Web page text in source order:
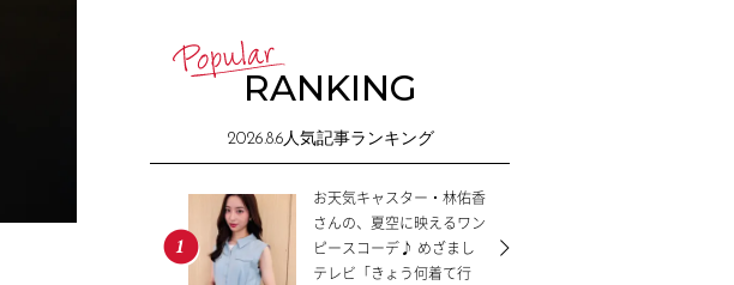
RANKING
2026.8.6人気記事ランキング
お天気キャスター・林佑香
さんの、夏空に映えるワン
ピースコーデ♪ めざまし
テレビ「きょう何着て行